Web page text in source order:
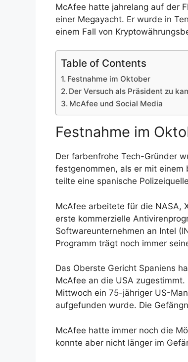
McAfee hatte jahrelang auf der
einer Megayacht. Er wurde in
einem Fall von
Table of Contents
Festnahme im Oktober
Der Versuch als Präsident zu
McAfee und Social Media
Festnahme im
Der farbenfrohe Tech-Gründer
festgenommen, als er mit einem
teilte eine spanische
McAfee arbeitete für die NASA,
erste kommerzielle
Softwareunternehmen an Intel
Programm trägt noch immer
Das Oberste Gericht Spaniens
McAfee an die USA
Mittwoch ein 75-jähriger US-
aufgefunden wurde. Die
McAfee hatte immer noch die
konnte aber nicht länger im